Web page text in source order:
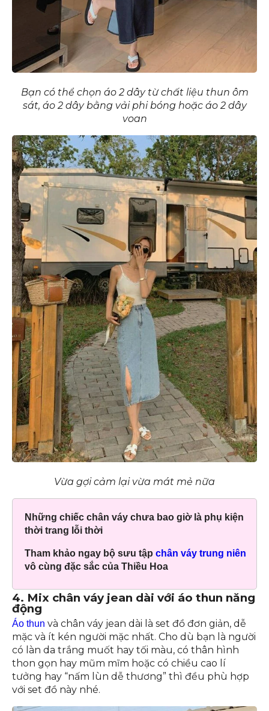
Bạn có thể chọn áo 2 dây từ chất liệu thun ôm
sát, áo 2 dây bằng vải phi bóng hoặc áo 2 dây
voan
Vừa gợi cảm lại vừa mát mẻ nữa
Những chiếc chân váy chưa bao giờ là phụ kiện
thời trang lỗi thời
Tham khảo ngay bộ sưu tập chân váy trung niên
vô cùng đặc sắc của Thiều Hoa
4. Mix chân váy jean dài với áo thun năng
động
Áo thun và chân váy jean dài là set đồ đơn giản, dễ
mặc và ít kén người mặc nhất. Cho dù bạn là người
có làn da trắng muốt hay tối màu, có thân hình
thon gọn hay mũm mĩm hoặc có chiều cao lí
tưởng hay “nấm lùn dễ thương” thì đều phù hợp
với set đồ này nhé.